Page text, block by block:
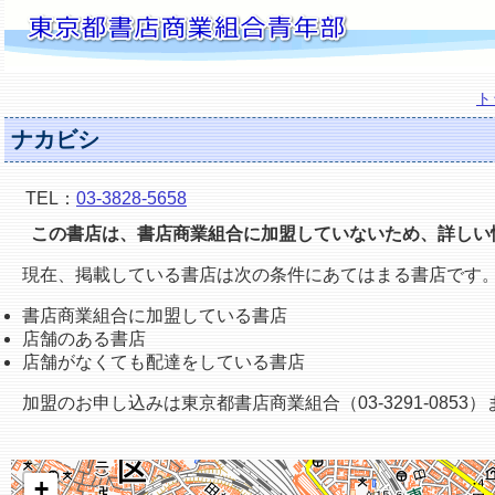
ナカビシ
TEL： 03-3828-5658
この書店は、書店商業組合に加盟していないため、詳し
現在、掲載している書店は次の条件にあてはまる書店です
書店商業組合に加盟している書店
店舗のある書店
店舗がなくても配達をしている書店
加盟のお申し込みは東京都書店商業組合（03-3291-0853）
+